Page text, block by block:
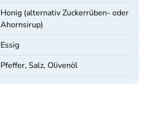
Honig (alternativ Zuckerrüben- oder
Ahornsirup)
Essig
Pfeffer, Salz, Olivenöl